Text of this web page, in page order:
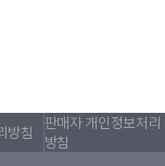
방침
판매자 개인정보처리
방침